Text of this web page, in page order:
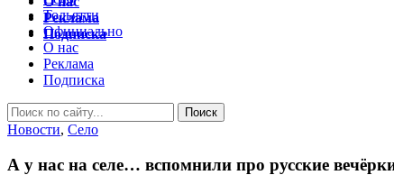
Тольятти
Официально
О нас
Реклама
Подписка
Новости, Село
А у нас на селе… вспомнили про русские
Реклама
Подписка